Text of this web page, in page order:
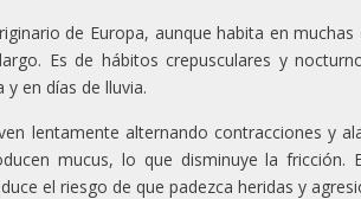
de Europa, aunque habita en
Es de hábitos crepusculares y
en días de lluvia.
lentamente alternando contracciones y
mucus, lo que disminuye la fricción.
el riesgo de que padezca heridas y